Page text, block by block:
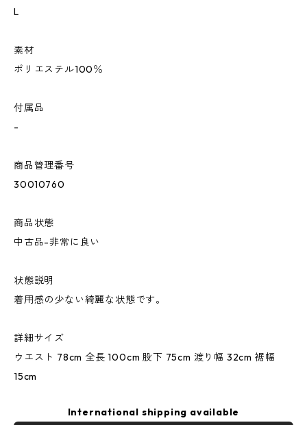
L
素材
ポリエステル100％
付属品
-
商品管理番号
30010760
商品状態
中古品-非常に良い
状態説明
着用感の少ない綺麗な状態です。
詳細サイズ
ウエスト 78cm 全長 100cm 股下 75cm 渡り幅 32cm 裾幅
15cm
International shipping available